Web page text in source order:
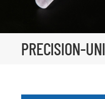
PRECISION-